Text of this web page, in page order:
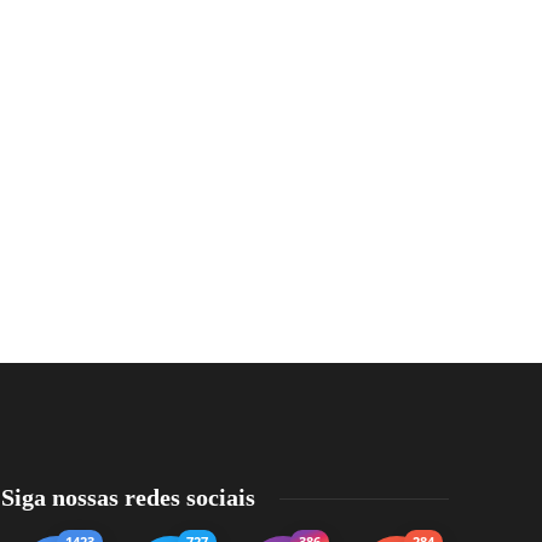
Siga nossas redes sociais